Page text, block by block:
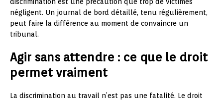
négligent. Un journal de bord détaillé, tenu régulièrement,
peut faire la différence au moment de convaincre un
tribunal.
Agir sans attendre : ce que le droit
permet vraiment
La discrimination au travail n’est pas une fatalité. Le droit